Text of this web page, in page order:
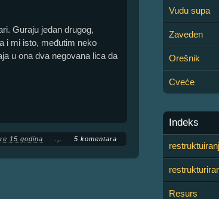
Guraju jedan drugog,
i mi isto, međutim neko
u ona dva negovana lica da
15 godina 5 komentara
Vudu supa
Zaveden
Orešnik
Cveće
Indeks
Resurs